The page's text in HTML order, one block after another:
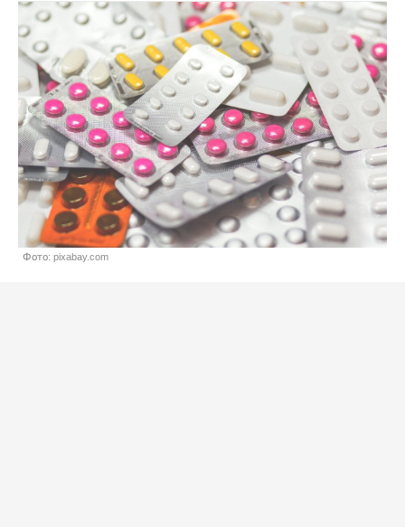
Фото: pixabay.com